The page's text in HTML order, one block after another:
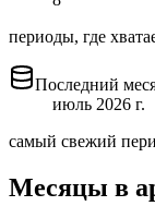
периоды, где
Последний
июль 2026 г.
самый свежий
Месяцы в